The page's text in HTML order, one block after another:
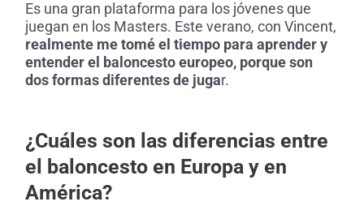
Es una gran plataforma para los jóvenes que
juegan en los Masters. Este verano, con Vincent,
realmente me tomé el tiempo para aprender y
entender el baloncesto europeo, porque son
dos formas diferentes de jugar.
¿Cuáles son las diferencias entre
el baloncesto en Europa y en
América?